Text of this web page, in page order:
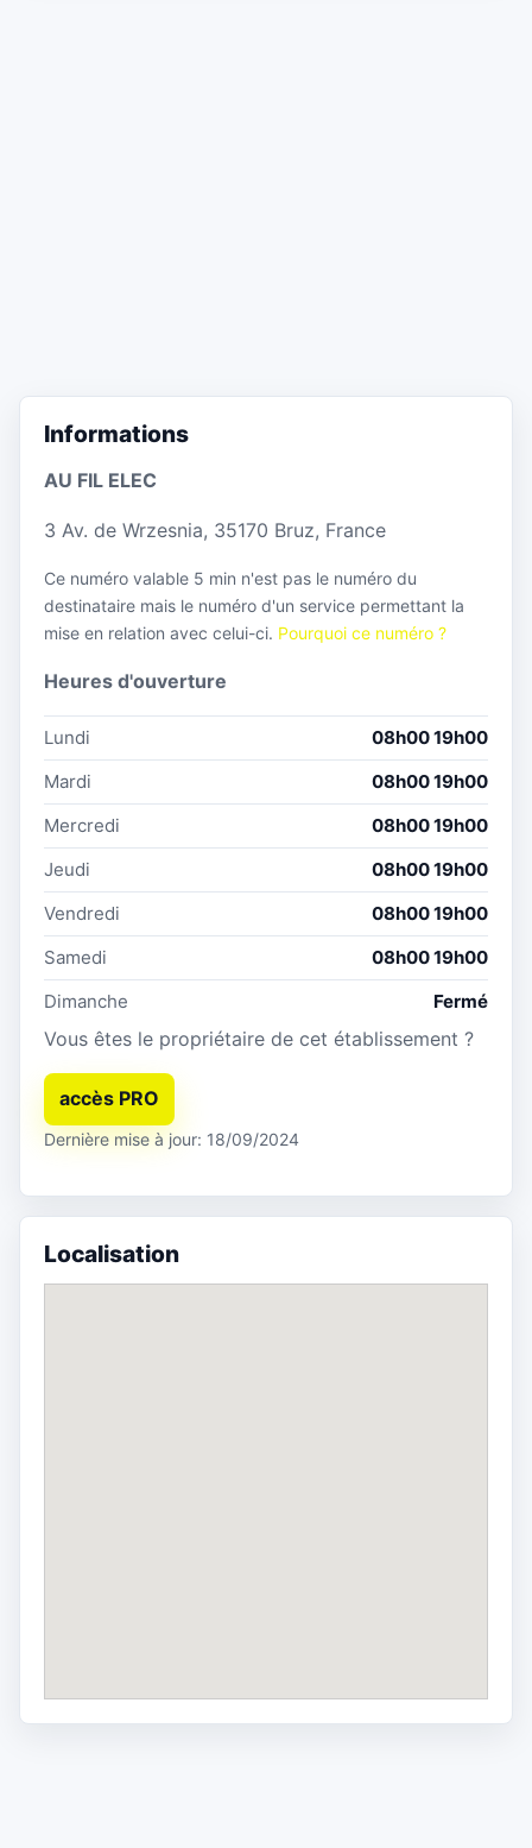
Informations
AU FIL ELEC
3 Av. de Wrzesnia, 35170 Bruz, France
Ce numéro valable 5 min n'est pas le numéro du
destinataire mais le numéro d'un service permettant la
mise en relation avec celui-ci. Pourquoi ce numéro ?
Heures d'ouverture
Lundi
08h00 19h00
Mardi
08h00 19h00
Mercredi
08h00 19h00
Jeudi
08h00 19h00
Vendredi
08h00 19h00
Samedi
08h00 19h00
Dimanche
Fermé
Vous êtes le propriétaire de cet établissement ?
accès PRO
Dernière mise à jour: 18/09/2024
Localisation